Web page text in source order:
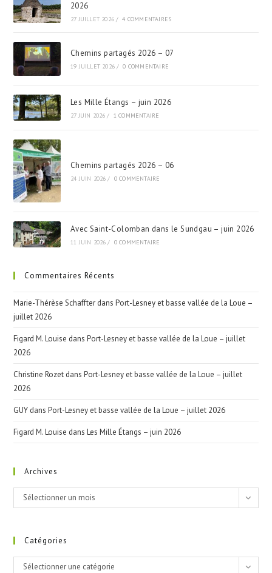
2026
27 JUILLET 2026 / 4 COMMENTAIRES
Chemins partagés 2026 – 07
19 JUILLET 2026 / 0 COMMENTAIRE
Les Mille Étangs – juin 2026
27 JUIN 2026 / 1 COMMENTAIRE
Chemins partagés 2026 – 06
24 JUIN 2026 / 0 COMMENTAIRE
Avec Saint-Colomban dans le Sundgau – juin 2026
11 JUIN 2026 / 0 COMMENTAIRE
Commentaires Récents
Marie-Thérèse Schaffter dansPort-Lesney et basse vallée de la Loue –
juillet 2026
Figard M. Louise dansPort-Lesney et basse vallée de la Loue – juillet
2026
Christine Rozet dansPort-Lesney et basse vallée de la Loue – juillet
2026
GUY dansPort-Lesney et basse vallée de la Loue – juillet 2026
Figard M. Louise dansLes Mille Étangs – juin 2026
Archives
Archives
Sélectionner un mois
Catégories
Catégories
Sélectionner une catégorie